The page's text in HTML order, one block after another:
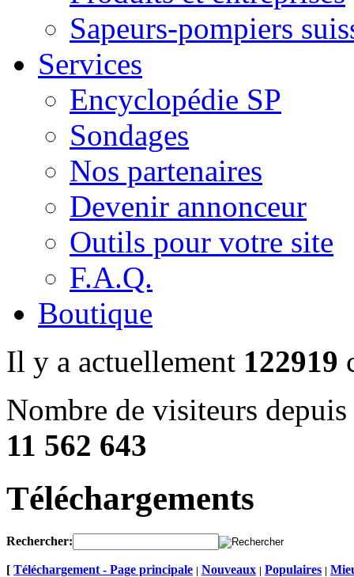
Sapeurs-pompiers
Services
Encyclopédie SP
Sondages
Nos partenaires
Devenir annonceur
Outils pour votre site
F.A.Q.
Boutique
Il y a actuellement 122919
Nombre de visiteurs
11 562 643
Téléchargements
Rechercher:
[ Téléchargement - Page principale | Nouveaux | Populaires |